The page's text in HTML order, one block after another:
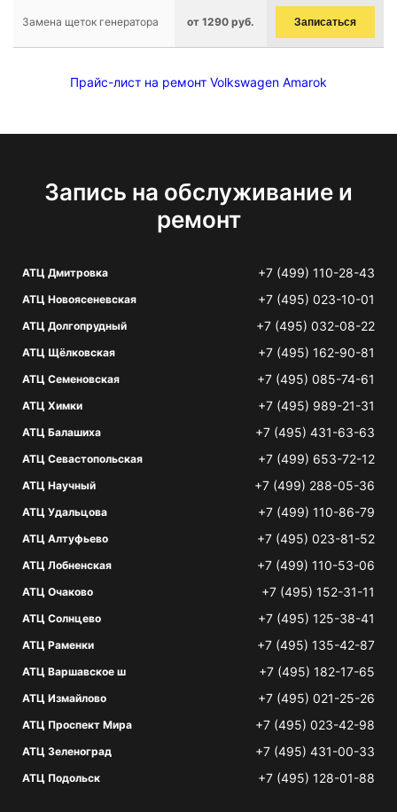
Замена щеток генератора от 1290 руб. Записаться
Прайс-лист на ремонт Volkswagen Amarok
Запись на обслуживание и
ремонт
АТЦ Дмитровка +7 (499) 110-28-43
АТЦ Новоясеневская +7 (495) 023-10-01
АТЦ Долгопрудный +7 (495) 032-08-22
АТЦ Щёлковская +7 (495) 162-90-81
АТЦ Семеновская +7 (495) 085-74-61
АТЦ Химки +7 (495) 989-21-31
АТЦ Балашиха +7 (495) 431-63-63
АТЦ Севастопольская +7 (499) 653-72-12
АТЦ Научный +7 (499) 288-05-36
АТЦ Удальцова +7 (499) 110-86-79
АТЦ Алтуфьево +7 (495) 023-81-52
АТЦ Лобненская +7 (499) 110-53-06
АТЦ Очаково +7 (495) 152-31-11
АТЦ Солнцево +7 (495) 125-38-41
АТЦ Раменки +7 (495) 135-42-87
АТЦ Варшавское ш +7 (495) 182-17-65
АТЦ Измайлово +7 (495) 021-25-26
АТЦ Проспект Мира +7 (495) 023-42-98
АТЦ Зеленоград +7 (495) 431-00-33
АТЦ Подольск +7 (495) 128-01-88